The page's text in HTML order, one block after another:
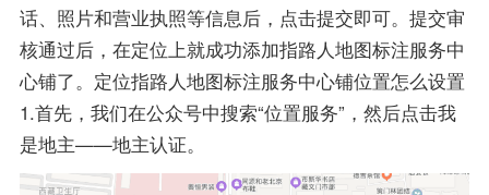
话、照片和营业执照等信息后，点击提交即可。提交审
核通过后，在定位上就成功添加指路人地图标注服务中
心铺了。定位指路人地图标注服务中心铺位置怎么设置
1.首先，我们在公众号中搜索“位置服务”，然后点击我
是地主——地主认证。